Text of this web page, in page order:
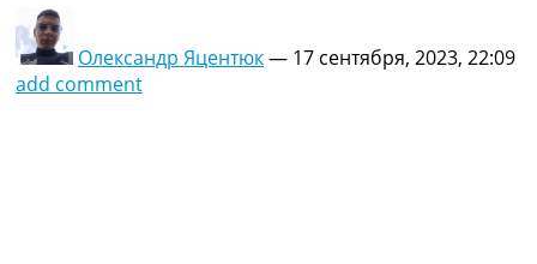
Олександр Яцентюк— 17 сентября, 2023, 22:09
add comment